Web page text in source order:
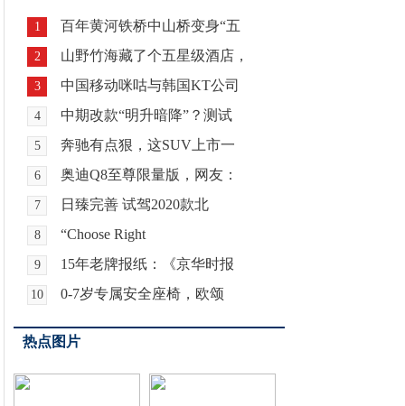
1 百年黄河铁桥中山桥变身“五
2 山野竹海藏了个五星级酒店，
3 中国移动咪咕与韩国KT公司
4 中期改款“明升暗降”？测试
5 奔驰有点狠，这SUV上市一
6 奥迪Q8至尊限量版，网友：
7 日臻完善 试驾2020款北
8 “Choose Right
9 15年老牌报纸：《京华时报
10 0-7岁专属安全座椅，欧颂
热点图片